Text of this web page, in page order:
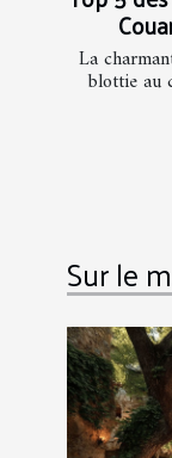
La
blottie au
Sur le